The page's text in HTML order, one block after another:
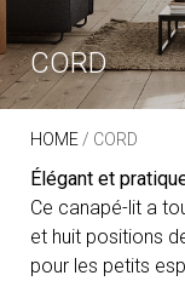
CORD
HOME/ CORD
Élégant et
Ce canapé-lit a
et huit positions
pour les petits